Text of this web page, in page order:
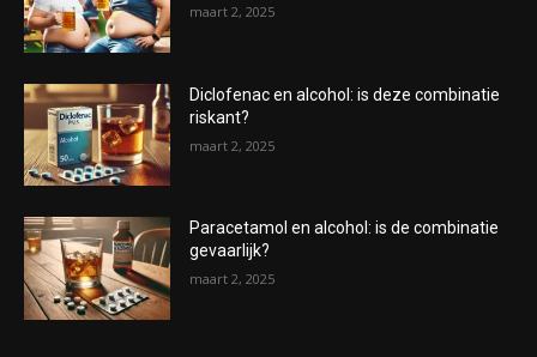
maart 2, 2025
Diclofenac en alcohol: is deze combinatie
riskant?
maart 2, 2025
Paracetamol en alcohol: is de combinatie
gevaarlijk?
maart 2, 2025